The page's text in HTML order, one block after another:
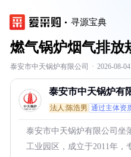
寻源宝典
燃气锅炉烟气排放
泰安市中天锅炉有限公司 · 2026-08-
泰安市中天锅炉有
法人:陈浩男 通过主体资
泰安市中天锅炉有限公司坐
工业园区，成立于2011年，